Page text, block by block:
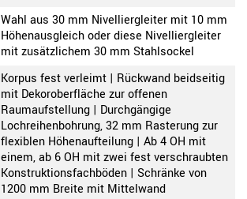
Wahl aus 30 mm Nivelliergleiter mit 10 mm
Höhenausgleich oder diese Nivelliergleiter
mit zusätzlichem 30 mm Stahlsockel
Korpus fest verleimt | Rückwand beidseitig
mit Dekoroberfläche zur offenen
Raumaufstellung | Durchgängige
Lochreihenbohrung, 32 mm Rasterung zur
flexiblen Höhenaufteilung | Ab 4 OH mit
einem, ab 6 OH mit zwei fest verschraubten
Konstruktionsfachböden | Schränke von
1200 mm Breite mit Mittelwand